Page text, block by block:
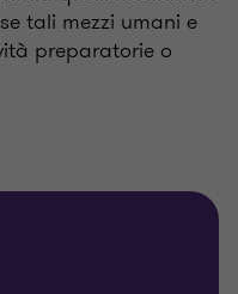
tali mezzi umani e
preparatorie o